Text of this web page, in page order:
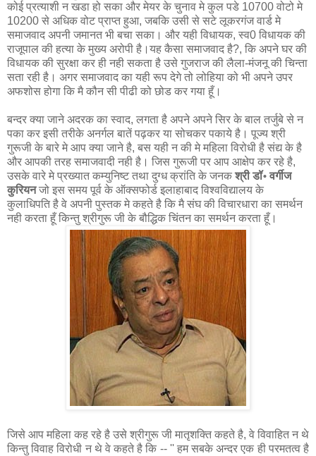
कोई प्रत्‍याशी न खडा हो सका और मेयर के चुनाव मे कुल पडे 10700 वोटो मे
10200 से अधिक वोट प्राप्‍त हुआ, जबकि उसी से सटे लूकरगंज वार्ड मे
समाजवाद अपनी जमानत भी बचा सका। और यही विधायक, स्‍व0 विधायक की
राजूपाल की हत्‍या के मुख्‍य अरोपी है।यह कैसा समाजवाद है?, कि अपने घर की
विधायक की सुरक्षा कर ही नही सकता है उसे गुजराज की लैला-मंजनू की चिन्‍ता
सता रही है। अगर समाजवाद का यही रूप देगे तो लोहिया को भी अपने उपर
अफशोस होगा कि मै कौन सी पीढी को छोड कर गया हूँ।
बन्दर क्या जाने अदरक का स्वाद, लगता है अपने अपने सिर के बाल तर्जुबे से न
पका कर इसी तरीके अनर्गल बातें पढ़कर या सोचकर पकाये है। पूज्य श्री
गुरूजी के बारे मे आप क्या जाने है, बस यही न की मे महिला विरोधी है संद्य के है
और आपकी तरह समाजवादी नही है। जिस गुरूजी पर आप आक्षेप कर रहे है,
उसके वारे मे प्रख्यात कम्‍युनिष्‍ट तथा दुग्ध क्रांति के जनकश्रीडॉ॰ वर्गीज
कुरियनजो इस समय पूर्व के ऑक्‍सफोर्ड इलाहाबाद विश्वविद्यालय के
कुलाधिपति है वे अपनी पुस्तक मे कहते है कि मै संघ की विचारधारा का समर्थन
नही करता हूँ किन्तु श्रीगुरू जी के बौद्धिक चिंतन का समर्थन करता हूँ।
जिसे आप महिला कह रहे है उसे श्रीगुरू जी मातृशक्ति कहते है, वे विवाहित न थे
किन्तु विवाह विरोधी न थे वे कहते है कि -- '' हम सबके अन्दर एक ही परमतत्‍व है